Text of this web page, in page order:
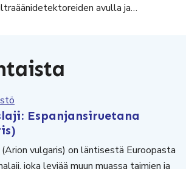
avulla ja…
Espanjansiruetana
(Arion vulgaris) on läntisestä Euroopasta
joka leviää muun muassa taimien ja